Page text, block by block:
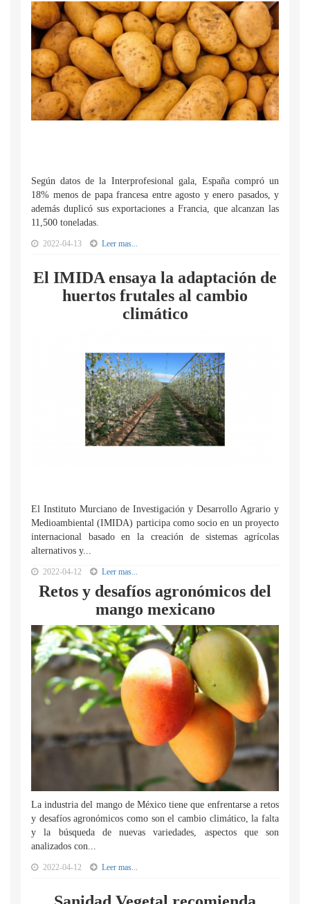
Según datos de la Interprofesional gala, España compró un
18% menos de papa francesa entre agosto y enero pasados, y
además duplicó sus exportaciones a Francia, que alcanzan las
11,500 toneladas.
2022-04-13 Leer mas...
El IMIDA ensaya la adaptación de
huertos frutales al cambio
climático
El Instituto Murciano de Investigación y Desarrollo Agrario y
Medioambiental (IMIDA) participa como socio en un proyecto
internacional basado en la creación de sistemas agrícolas
alternativos y...
2022-04-12 Leer mas...
Retos y desafíos agronómicos del
mango mexicano
La industria del mango de México tiene que enfrentarse a retos
y desafíos agronómicos como son el cambio climático, la falta
y la búsqueda de nuevas variedades, aspectos que son
analizados con...
2022-04-12 Leer mas...